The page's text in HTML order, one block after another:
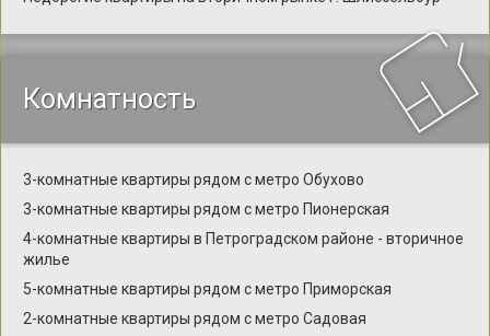
Комнатность
3-комнатные квартиры рядом с метро Обухово
3-комнатные квартиры рядом с метро Пионерская
4-комнатные квартиры в Петроградском районе - вторичное
жилье
5-комнатные квартиры рядом с метро Приморская
2-комнатные квартиры рядом с метро Садовая